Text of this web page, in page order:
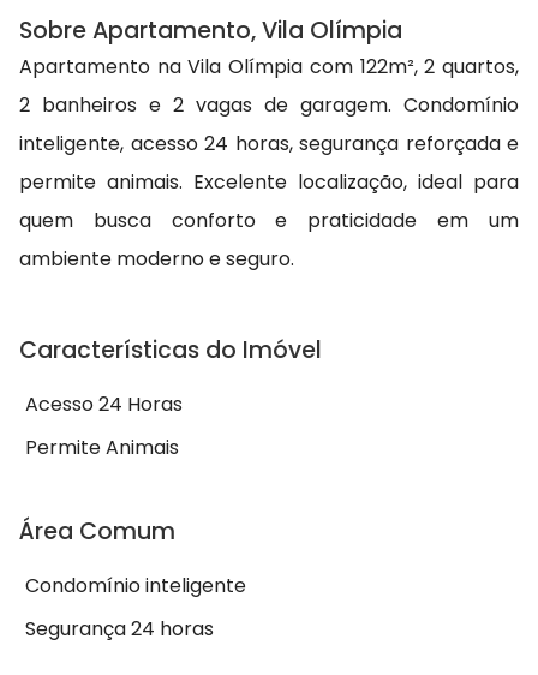
Sobre Apartamento, Vila Olímpia
Apartamento na Vila Olímpia com 122m², 2 quartos,
2 banheiros e 2 vagas de garagem. Condomínio
inteligente, acesso 24 horas, segurança reforçada e
permite animais. Excelente localização, ideal para
quem busca conforto e praticidade em um
ambiente moderno e seguro.
Características do Imóvel
Acesso 24 Horas
Permite Animais
Área Comum
Condomínio inteligente
Segurança 24 horas